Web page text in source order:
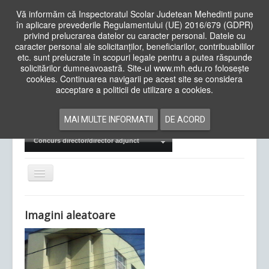
Vă informăm că Inspectoratul Scolar Judetean Mehedinti pune
în aplicare prevederile Regulamentului (UE) 2016/679 (GDPR)
privind prelucrarea datelor cu caracter personal. Datele cu
caracter personal ale solicitanților, beneficiarilor, contribuabililor
etc. sunt prelucrate în scopuri legale pentru a putea răspunde
solicitărilor dumneavoastră. Site-ul www.mh.edu.ro folosește
cookies. Continuarea navigarii pe acest site se considera
acceptare a politicii de utilizare a cookies.
MAI MULTE INFORMATII DE ACORD
Cauta
in
siteAcasa Cadre Didactice
Examene Naționale
Concurs director/director adjunct
Comută
navigarea
Imagini aleatoare